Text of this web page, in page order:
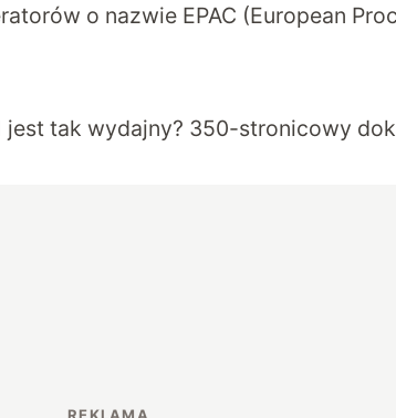
o nazwie EPAC (European
jest tak wydajny? 350-stronicowy